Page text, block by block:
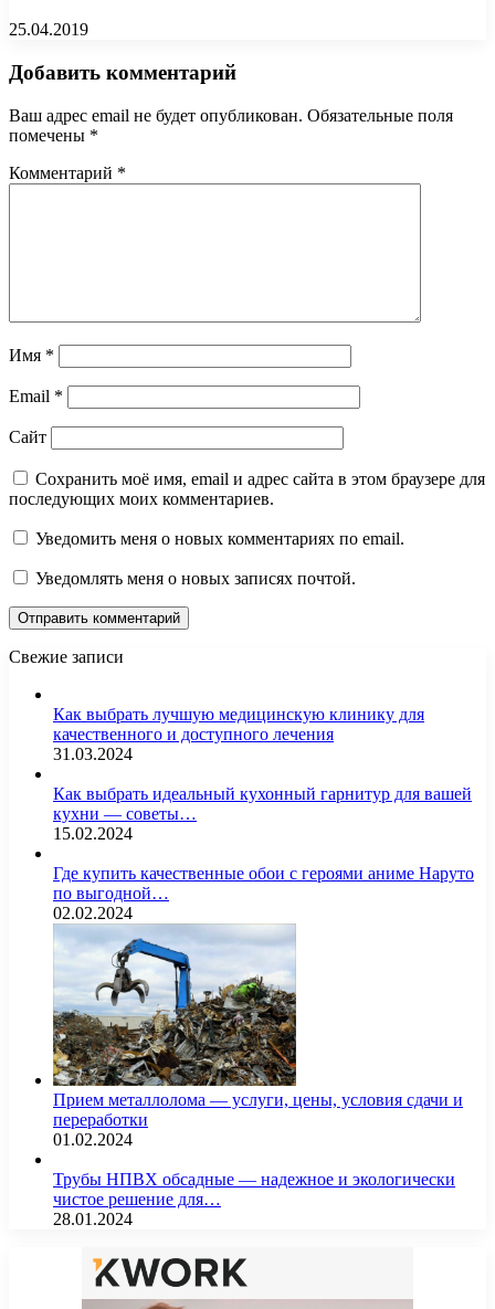
25.04.2019
Добавить комментарий
Ваш адрес email не будет опубликован. Обязательные поля
помечены *
Комментарий *
Имя *
Email *
Сайт
Сохранить моё имя, email и адрес сайта в этом браузере для
последующих моих комментариев.
Уведомить меня о новых комментариях по email.
Уведомлять меня о новых записях почтой.
Свежие записи
Как выбрать лучшую медицинскую клинику для
качественного и доступного лечения
31.03.2024
Как выбрать идеальный кухонный гарнитур для вашей
кухни — советы…
15.02.2024
Где купить качественные обои с героями аниме Наруто
по выгодной…
02.02.2024
Прием металлолома — услуги, цены, условия сдачи и
переработки
01.02.2024
Трубы НПВХ обсадные — надежное и экологически
чистое решение для…
28.01.2024